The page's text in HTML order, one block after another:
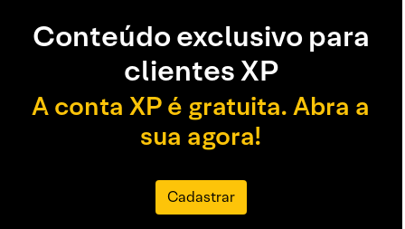
Conteúdo exclusivo para
clientes XP
A conta XP é gratuita. Abra a
sua agora!
Cadastrar